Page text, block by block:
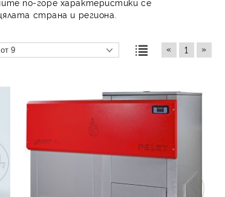
страна и региона.
« 1 »